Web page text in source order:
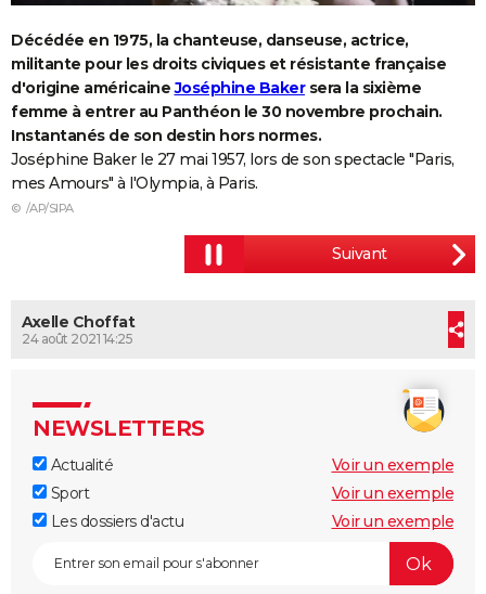
GUIDES D'ACHAT
BONS PLANS
CARTE DE VOEUX
DICTIONNAIRE
S'inscrire
Se connecter
Lycées
Collèges
Primaires
Universités
Entreprises
Service militaire
Avis de recherche
AVIS DE DÉCÈS
Décédée en 1975, la chanteuse, danseuse, actrice,
militante pour les droits civiques et résistante française
d'origine américaineJoséphine Bakersera la sixième
femme à entrer au Panthéon le 30 novembre prochain.
Instantanés de son destin hors normes.
Joséphine Baker le 27 mai 1957, lors de son spectacle "Paris,
mes Amours" à l'Olympia, à Paris.
© /AP/SIPA
Axelle Choffat
24 août 2021 14:25
NEWSLETTERS
Actualité
Voir un exemple
Sport
Voir un exemple
Les dossiers d'actu
Voir un exemple